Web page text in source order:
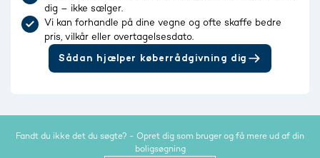
dig – ikke sælger.
Vi kan forhandle på dine vegne og ofte skaffe bedre
pris, vilkår eller overtagelsesdato.
Sådan hjælper køberrådgivning dig
Fandt du ikke det du søgte? - Opret dig som bruger og få mere ud af din
boligsøgning